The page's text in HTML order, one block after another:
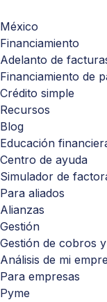
México
Financiamiento
Adelanto de
Financiamiento de
Crédito simple
Recursos
Blog
Educación
Centro de ayuda
Simulador de
Para aliados
Alianzas
Gestión
Gestión de cobros
Análisis de mi
Para empresas
Pyme